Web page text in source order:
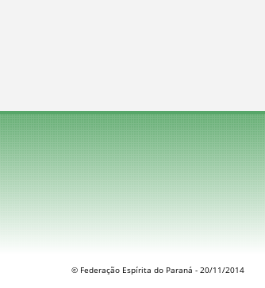
© Federação Espírita do Paraná - 20/11/2014